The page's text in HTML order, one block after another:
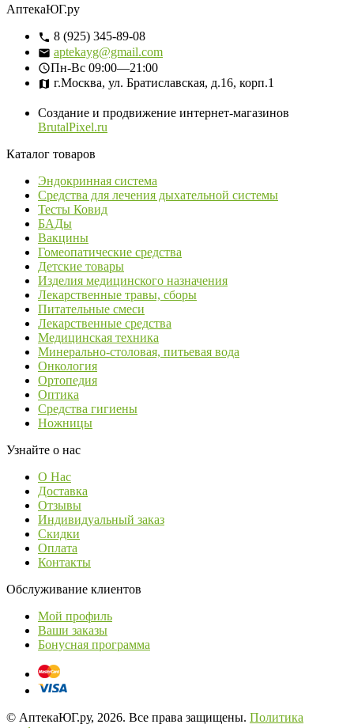
АптекаЮГ.ру
8 (925) 345-89-08
aptekayg@gmail.com
Пн-Вс 09:00—21:00
г.Москва, ул. Братиславская, д.16, корп.1
Создание и продвижение интернет-магазинов
BrutalPixel.ru
Каталог товаров
Эндокринная система
Средства для лечения дыхательной системы
Тесты Ковид
БАДы
Вакцины
Гомеопатические средства
Детские товары
Изделия медицинского назначения
Лекарственные травы, сборы
Питательные смеси
Лекарственные средства
Медицинская техника
Минерально-столовая, питьевая вода
Онкология
Ортопедия
Оптика
Средства гигиены
Ножницы
Узнайте о нас
О Нас
Доставка
Отзывы
Индивидуальный заказ
Скидки
Оплата
Контакты
Обслуживание клиентов
Мой профиль
Ваши заказы
Бонусная программа
© АптекаЮГ.ру, 2026. Все права защищены. Политика